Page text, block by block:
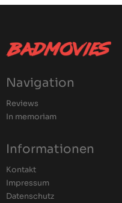
Navigation
Reviews
In memoriam
Informationen
Kontakt
Impressum
Datenschutz